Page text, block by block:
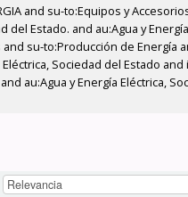
and su-to:Equipos y
Estado. and au:Agua y
su-to:Producción de Energía
Sociedad del Estado and
au:Agua y Energía Eléctrica,